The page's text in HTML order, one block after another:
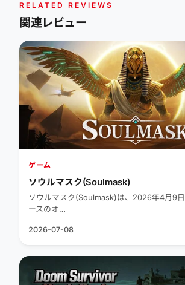
RELATED REVIEWS
関連レビュー
ゲーム
ソウルマスク(Soulmask)
ソウルマスク(Soulmask)は、2026年4月9日
ースのオ…
2026-07-08